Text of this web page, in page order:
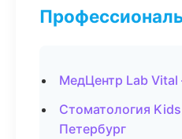
МедЦентр Lab
Стоматология
Петербург